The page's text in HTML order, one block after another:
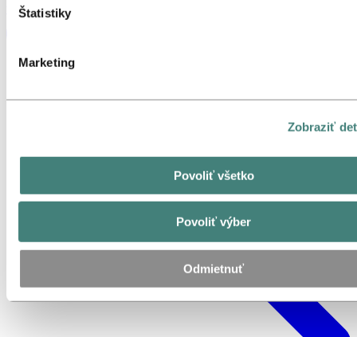
týchto tretích strán nájdete v tabuľke so súbormi cookie
Štatistiky
Marketing
Zobraziť
Povoliť všetko
Povoliť výber
Odmietnuť
vieme pomôcť